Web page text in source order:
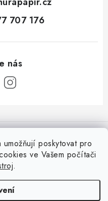
umožňují poskytovat pro
ve Vašem počítači
.
707 176